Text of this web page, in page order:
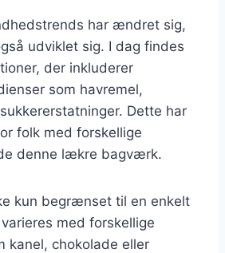
har ændret sig,
udviklet sig. I dag findes
der inkluderer
som havremel,
Dette har
folk med forskellige
denne lækre bagværk.
kun begrænset til en enkelt
med forskellige
kanel, chokolade eller